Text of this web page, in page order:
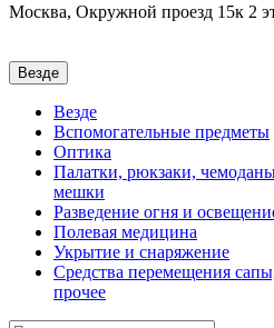
Москва, Окружной проезд 15к 2
Везде
Везде
Вспомогательные предметы
Оптика
Палатки, рюкзаки,
мешки
Разведение огня и
Полевая медицина
Укрытие и снаряжение
Средства перемещения
прочее